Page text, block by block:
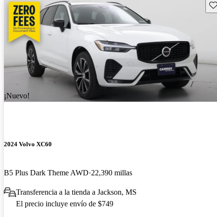
¡Nuevo!
2024 Volvo XC60
B5 Plus Dark Theme AWD 22,390 millas
Transferencia a la tienda a Jackson, MS
El precio incluye envío de $749